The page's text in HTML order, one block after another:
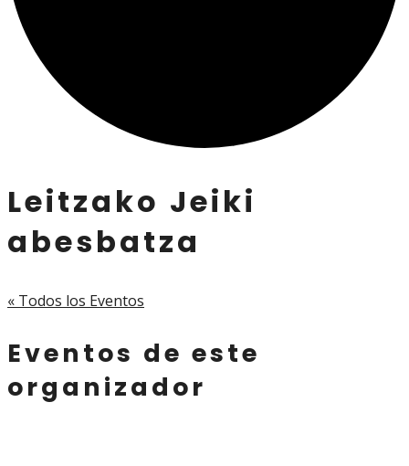
Leitzako Jeiki
abesbatza
« Todos los Eventos
Eventos de este
organizador